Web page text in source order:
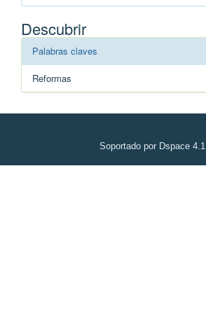
Descubrir
Palabras claves
Reformas
Soportado por Dspace 4.1